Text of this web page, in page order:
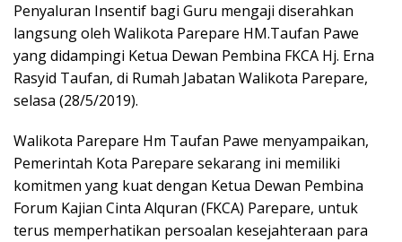
Penyaluran Insentif bagi Guru mengaji diserahkan
langsung oleh Walikota Parepare HM.Taufan Pawe
yang didampingi Ketua Dewan Pembina FKCA Hj. Erna
Rasyid Taufan, di Rumah Jabatan Walikota Parepare,
selasa (28/5/2019).
Walikota Parepare Hm Taufan Pawe menyampaikan,
Pemerintah Kota Parepare sekarang ini memiliki
komitmen yang kuat dengan Ketua Dewan Pembina
Forum Kajian Cinta Alquran (FKCA) Parepare, untuk
terus memperhatikan persoalan kesejahteraan para